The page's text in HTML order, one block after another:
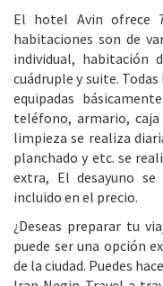
El hotel Avin ofrece
habitaciones son de
individual, habitación
cuádruple y suite.
equipadas
teléfono, armario,
limpieza se realiza
planchado y etc. se
extra, El desayuno
incluido en el precio.
¿Deseas preparar tu
puede ser una opción
de la ciudad. Puedes